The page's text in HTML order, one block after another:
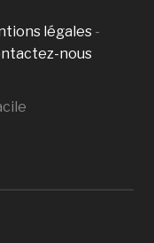
légales -
nous